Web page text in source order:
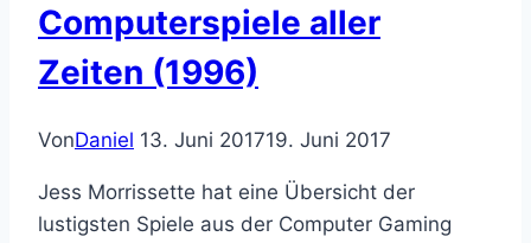
Computerspiele aller
Zeiten (1996)
VonDaniel 13. Juni 201719. Juni 2017
Jess Morrissette hat eine Übersicht der
lustigsten Spiele aus der Computer Gaming